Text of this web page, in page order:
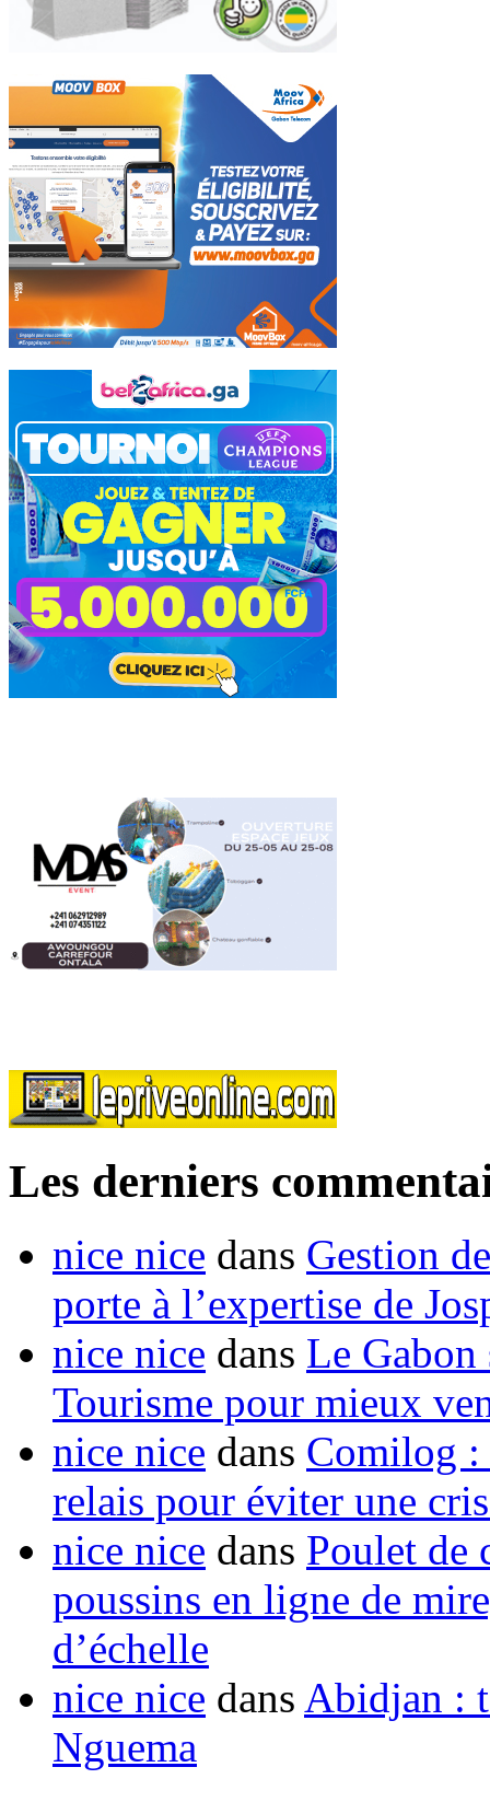
Les derniers
nice nice dans Gestion
porte à l’expertise de
nice nice dans Le Gabon
Tourisme pour mieux
nice nice dans Comilog :
relais pour éviter une
nice nice dans Poulet de
poussins en ligne de
d’échelle
nice nice dans Abidjan :
Nguema